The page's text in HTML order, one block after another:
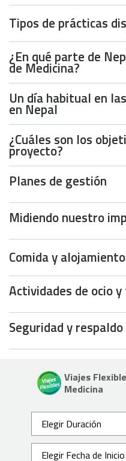
Tipos de prácticas
¿En qué parte de
de Medicina?
Un día habitual en
en Nepal
¿Cuáles son los
proyecto?
Planes de gestión
Midiendo nuestro
Comida y alojamiento
Actividades de ocio
Seguridad y
Viajes
Medicina